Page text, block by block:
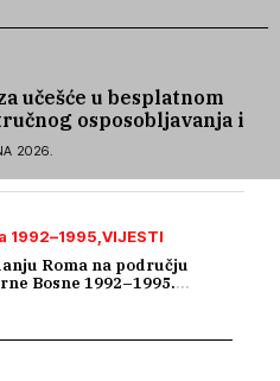
učešće u besplatnom
osposobljavanja i
2026.
1992–1995 VIJESTI
Roma na području
Bosne 1992–1995.